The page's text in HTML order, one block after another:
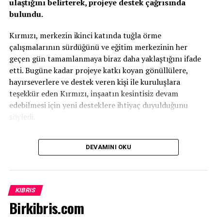
Turizm taşımacılarına katkı
ulaştığını belirterek, projeye destek çağrısında
bulundu.
Kırmızı, merkezin ikinci katında tuğla örme
çalışmalarının sürdüğünü ve eğitim merkezinin her
geçen gün tamamlanmaya biraz daha yaklaştığını ifade
etti. Bugüne kadar projeye katkı koyan gönüllülere,
hayırseverlere ve destek veren kişi ile kuruluşlara
teşekkür eden Kırmızı, inşaatın kesintisiz devam
edebilmesi için yeni desteklere ihtiyaç duyulduğunu
söyledi.
Özellikle tuğla başta olmak üzere çeşitli inşaat
malzemelerinin temin edilmesinin önem taşıdığını
ülkenin geleceğine yatırım yapma anlayışıyla bugünlere
geldiğini kaydetti.
DEVAMINI OKU
KIBRIS
Birkibris.com